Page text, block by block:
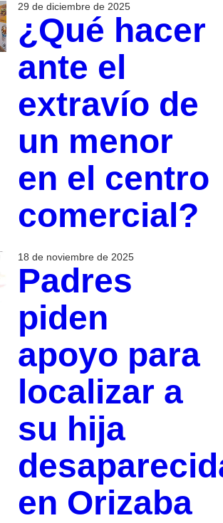
29 de diciembre de 2025
¿Qué hacer
ante el
extravío de
un menor
en el centro
comercial?
18 de noviembre de 2025
Padres
piden
apoyo para
localizar a
su hija
en Orizaba